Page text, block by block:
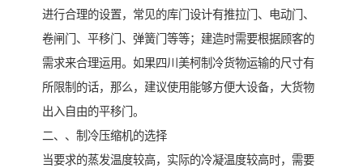
进行合理的设置，常见的库门设计有推拉门、电动门、
卷闸门、平移门、弹簧门等等；建造时需要根据顾客的
需求来合理运用。如果四川美柯制冷货物运输的尺寸有
所限制的话，那么，建议使用能够方便大设备，大货物
出入自由的平移门。
二、、制冷压缩机的选择
当要求的蒸发温度较高，实际的冷凝温度较高时，需要